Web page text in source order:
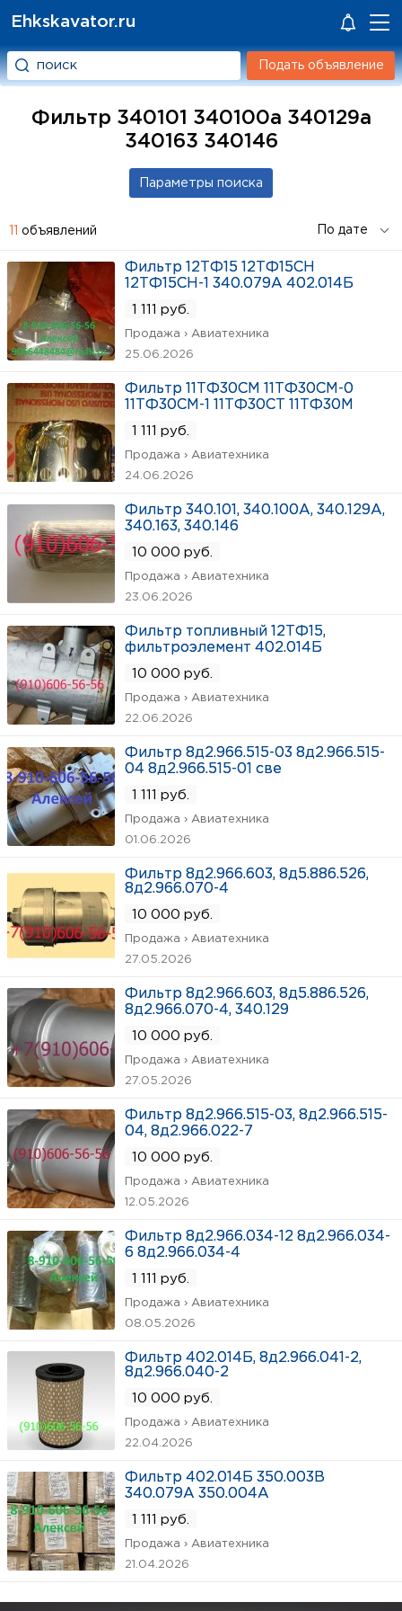
Ehkskavator.ru
Подать объявление
Фильтр 340101 340100а 340129а
340163 340146
11 объявлений
Фильтр 12ТФ15 12ТФ15СН
12ТФ15СН-1 340.079А 402.014Б
1 111 руб.
Продажа › Авиатехника
25.06.2026
Фильтр 11ТФ30СМ 11ТФ30СМ-0
11ТФ30СМ-1 11ТФ30СТ 11ТФ30М
1 111 руб.
Продажа › Авиатехника
24.06.2026
Фильтр 340.101, 340.100А, 340.129А,
340.163, 340.146
10 000 руб.
Продажа › Авиатехника
23.06.2026
Фильтр топливный 12ТФ15,
фильтроэлемент 402.014Б
10 000 руб.
Продажа › Авиатехника
22.06.2026
Фильтр 8д2.966.515-03 8д2.966.515-
04 8д2.966.515-01 све
1 111 руб.
Продажа › Авиатехника
01.06.2026
Фильтр 8д2.966.603, 8д5.886.526,
8д2.966.070-4
10 000 руб.
Продажа › Авиатехника
27.05.2026
Фильтр 8д2.966.603, 8д5.886.526,
8д2.966.070-4, 340.129
10 000 руб.
Продажа › Авиатехника
27.05.2026
Фильтр 8д2.966.515-03, 8д2.966.515-
04, 8д2.966.022-7
10 000 руб.
Продажа › Авиатехника
12.05.2026
Фильтр 8д2.966.034-12 8д2.966.034-
6 8д2.966.034-4
1 111 руб.
Продажа › Авиатехника
08.05.2026
Фильтр 402.014Б, 8д2.966.041-2,
8д2.966.040-2
10 000 руб.
Продажа › Авиатехника
22.04.2026
Фильтр 402.014Б 350.003В
340.079А 350.004А
1 111 руб.
Продажа › Авиатехника
21.04.2026